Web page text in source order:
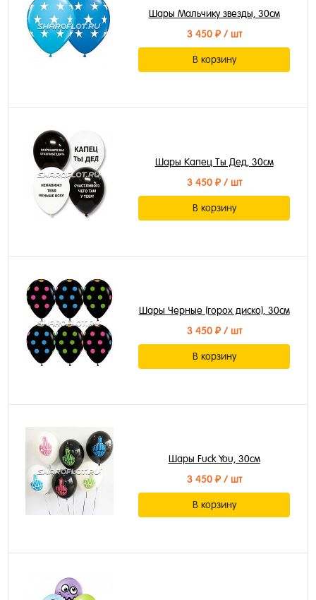
Шары Мальчику звезды, 30см
3 450 ₽/ шт
В корзину
Шары Капец Ты Дед, 30см
3 450 ₽/ шт
В корзину
Шары Черные (горох диско), 30см
3 450 ₽/ шт
В корзину
Шары Fuck You, 30см
3 450 ₽/ шт
В корзину